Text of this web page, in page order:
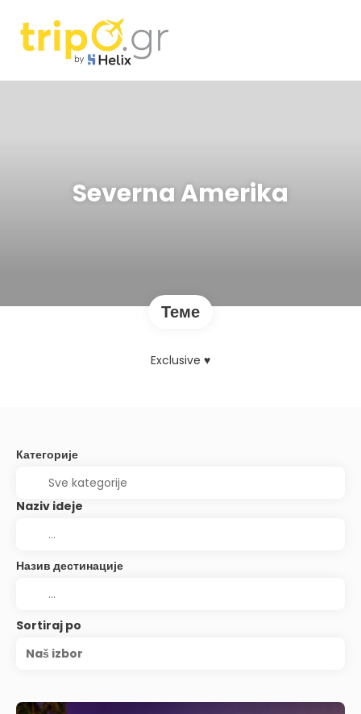
Severna Amerika
Теме
Exclusive ♥
Категорије
Naziv ideje
Назив дестинације
Sortiraj po
Naš izbor